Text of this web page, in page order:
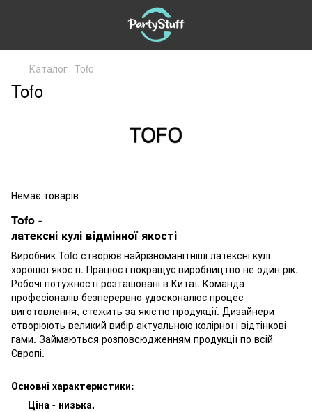
Каталог Tofo
Tofo
Немає товарів
Tofo -
латексні кулі відмінної якості
Виробник Tofo створює найрізноманітніші латексні кулі
хорошої якості. Працює і покращує виробництво не один рік.
Робочі потужності розташовані в Китаї. Команда
професіоналів безперервно удосконалює процес
виготовлення, стежить за якістю продукції. Дизайнери
створюють великий вибір актуальною колірної і відтінкові
гами. Займаються розповсюдженням продукції по всій
Європі.
Основні характеристики:
Ціна - низька.